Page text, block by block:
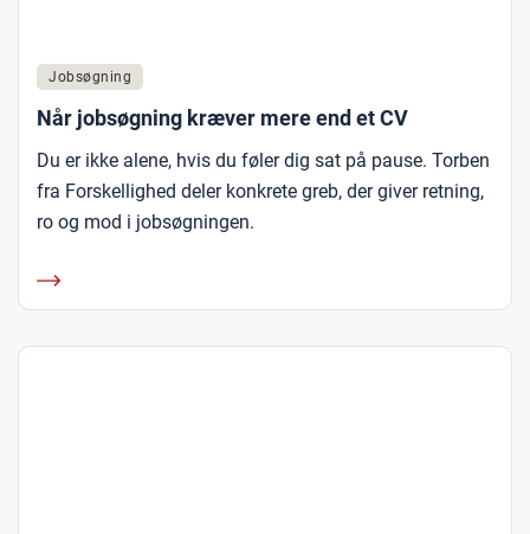
Jobsøgning
Når jobsøgning kræver mere end et CV
Du er ikke alene, hvis du føler dig sat på pause. Torben
fra Forskellighed deler konkrete greb, der giver retning,
ro og mod i jobsøgningen.